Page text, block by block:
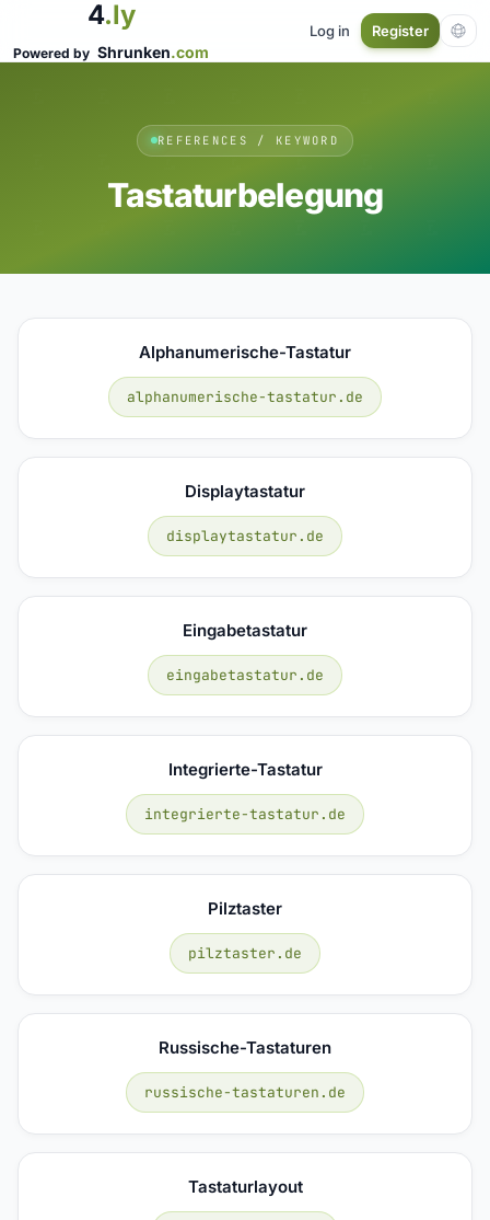
4.ly
Powered by Shrunken.com
Log in Register
REFERENCES / KEYWORD
Tastaturbelegung
Alphanumerische-Tastatur
alphanumerische-tastatur.de
Displaytastatur
displaytastatur.de
Eingabetastatur
eingabetastatur.de
Integrierte-Tastatur
integrierte-tastatur.de
Pilztaster
pilztaster.de
Russische-Tastaturen
russische-tastaturen.de
Tastaturlayout